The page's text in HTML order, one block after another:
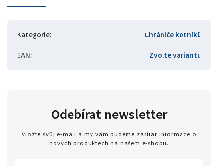
Kategorie:
Chrániče kotníků
EAN: Zvolte variantu
Odebírat newsletter
Vložte svůj e-mail a my vám budeme zasílat informace o
nových produktech na našem e-shopu.